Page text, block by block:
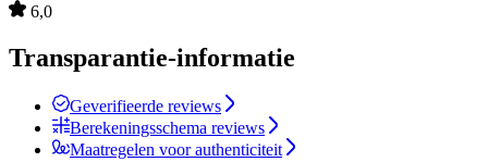
6,0
Transparantie-informatie
Geverifieerde reviews
Berekeningsschema reviews
Maatregelen voor authenticiteit